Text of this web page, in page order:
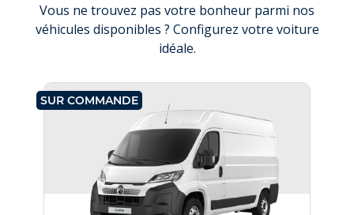
Vous ne trouvez pas votre bonheur parmi nos
véhicules disponibles ? Configurez votre voiture
idéale.
SUR COMMANDE